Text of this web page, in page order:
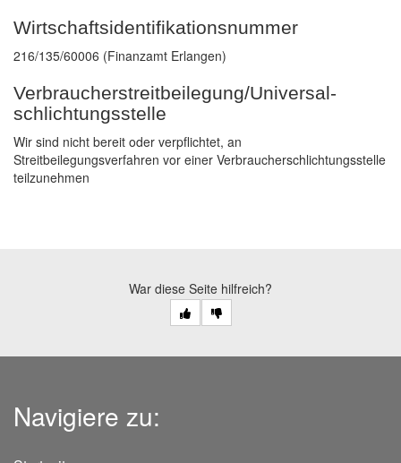
Wirtschafts­identifikations­nummer
216/135/60006 (Finanzamt Erlangen)
Verbraucher­streit­beilegung/Universal­
schlichtungs­stelle
Wir sind nicht bereit oder verpflichtet, an
Streitbeilegungsverfahren vor einer Verbraucherschlichtungsstelle
teilzunehmen
War diese Seite hilfreich?
Navigiere zu: